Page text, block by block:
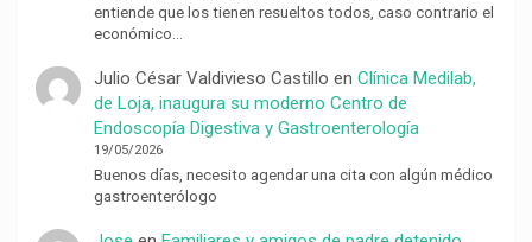
entiende que los tienen resueltos todos, caso contrario el
económico…
Julio César Valdivieso Castillo en Clínica Medilab,
de Loja, inaugura su moderno Centro de
Endoscopía Digestiva y Gastroenterología
19/05/2026
Buenos días, necesito agendar una cita con algún médico
gastroenterólogo